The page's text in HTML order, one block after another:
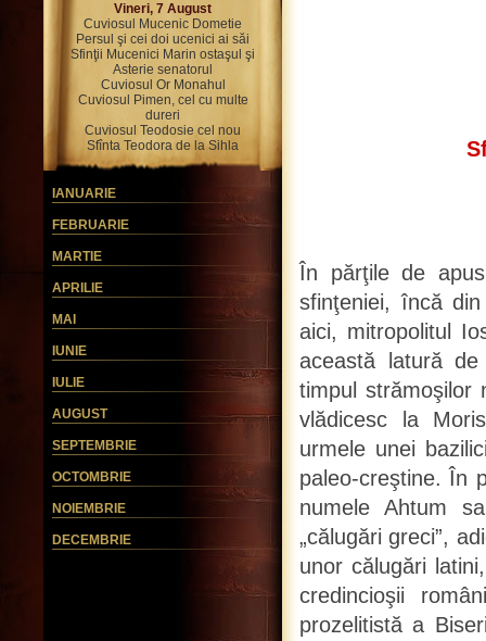
Vineri, 7 August
Cuviosul Mucenic Dometie
Persul şi cei doi ucenici ai săi
Sfinţii Mucenici Marin ostaşul şi
Asterie senatorul
Cuviosul Or Monahul
Cuviosul Pimen, cel cu multe
dureri
Cuviosul Teodosie cel nou
Sfînta Teodora de la Sihla
IANUARIE
FEBRUARIE
MARTIE
APRILIE
MAI
IUNIE
IULIE
AUGUST
SEPTEMBRIE
OCTOMBRIE
NOIEMBRIE
DECEMBRIE
În părţile de
sfinţeniei, încă
aici, mitropolitul
această latură
timpul strămoşilor
vlădicesc la
urmele unei
paleo-creştine. În
numele Ahtum
„călugări greci”,
unor călugări
credincioşii
prozelitistă a